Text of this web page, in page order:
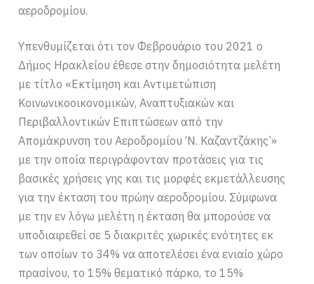
αεροδρομίου.
Υπενθυμίζεται ότι τον Φεβρουάριο του 2021 ο
Δήμος Ηρακλείου έθεσε στην δημοσιότητα μελέτη
με τίτλο «Εκτίμηση και Αντιμετώπιση
Κοινωνικοοικονομικών, Αναπτυξιακών και
Περιβαλλοντικών Επιπτώσεων από την
Απομάκρυνση του Αεροδρομίου ‘Ν. Καζαντζάκης’»
με την οποία περιγράφονταν προτάσεις για τις
βασικές χρήσεις γης και τις μορφές εκμετάλλευσης
για την έκταση του πρώην αεροδρομίου. Σύμφωνα
με την εν λόγω μελέτη η έκταση θα μπορούσε να
υποδιαιρεθεί σε 5 διακριτές χωρικές ενότητες εκ
των οποίων το 34% να αποτελέσει ένα ενιαίο χώρο
πρασίνου, το 15% θεματικό πάρκο, το 15%